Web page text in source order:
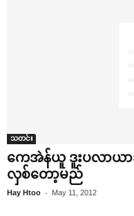
သတင်း
ကေအဲန်ယူ ဒူးပလာယာ
လှစ်‌တော့မည်
Hay Htoo - May 11, 2012